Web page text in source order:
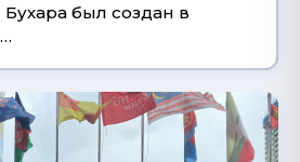
был создан в